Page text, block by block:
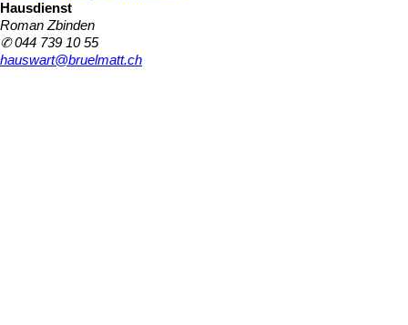
Hausdienst
Roman Zbinden
✆ 044 739 10 55
hauswart@bruelmatt.ch